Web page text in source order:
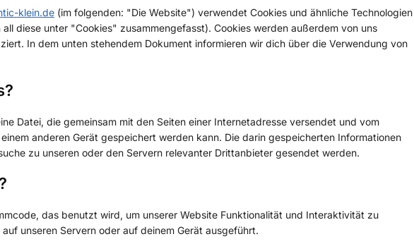
klein.de (im folgenden: "Die Website") verwendet Cookies und ähnliche Technologien
diese unter "Cookies" zusammengefasst). Cookies werden außerdem von uns
In dem unten stehendem Dokument informieren wir dich über die Verwendung von
Datei, die gemeinsam mit den Seiten einer Internetadresse versendet und vom
anderen Gerät gespeichert werden kann. Die darin gespeicherten Informationen
zu unseren oder den Servern relevanter Drittanbieter gesendet werden.
das benutzt wird, um unserer Website Funktionalität und Interaktivität zu
unseren Servern oder auf deinem Gerät ausgeführt.